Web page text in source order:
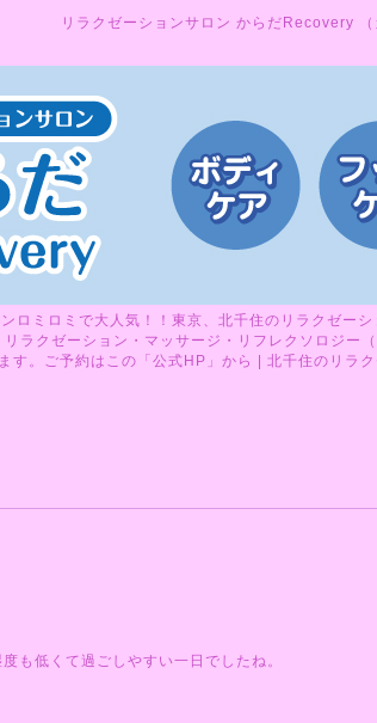
リラクゼーションサロン からだRecovery （
ロミロミで大人気！！東京、北千住のリラクゼー
ラクゼーション・マッサージ・リフレクソロジー
す。ご予約はこの「公式HP」から | 北千住のリラ
も低くて過ごしやすい一日でしたね。